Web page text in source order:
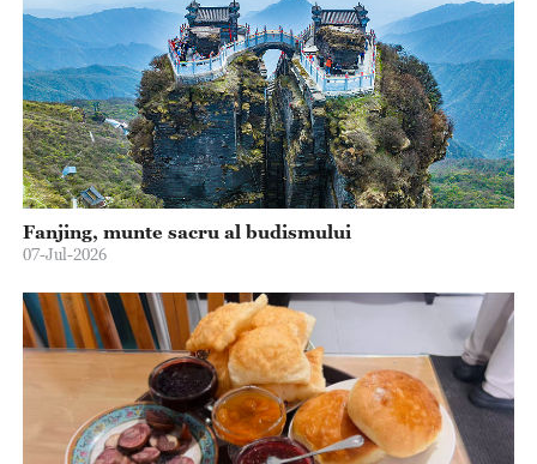
Fanjing, munte sacru al budismului
07-Jul-2026